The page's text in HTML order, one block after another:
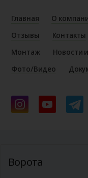
Главная О
Отзывы
Контакты
Монтаж
Новости
Фото/Видео
Ворота